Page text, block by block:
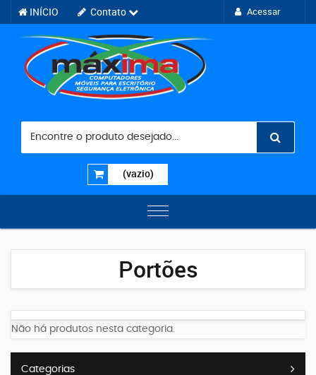
INÍCIO Contato Acessar
(vazio)
Portões
Não há produtos nesta categoria.
Categorias